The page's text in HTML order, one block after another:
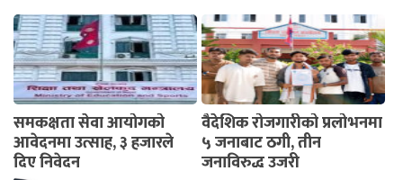
समकक्षता सेवा आयोगको
आवेदनमा उत्साह, ३ हजारले
दिए निवेदन
वैदेशिक रोजगारीको प्रलोभनमा
५ जनाबाट ठगी, तीन
जनाविरुद्ध उजुरी